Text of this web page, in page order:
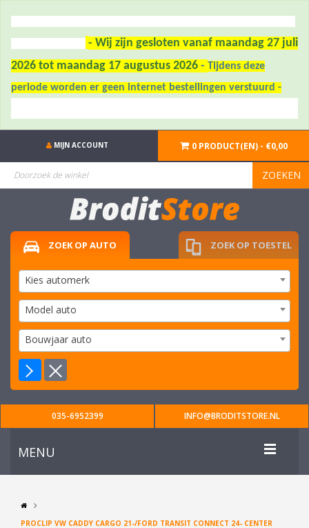
- Wij zijn gesloten vanaf maandag 27 juli
2026 tot maandag 17 augustus 2026 - Tijdens deze
periode worden er geen internet bestellingen verstuurd -
ZOEKEN
MIJN ACCOUNT 0 PRODUCT(EN) - €0,00
ZOEK OP AUTO
Kies automerk
Model auto
Bouwjaar auto
ZOEK OP TOESTEL
035-6952399 INFO@BRODITSTORE.NL
MENU
PROCLIP VW CADDY CARGO 21-/FORD TRANSIT CONNECT 24- CENTER